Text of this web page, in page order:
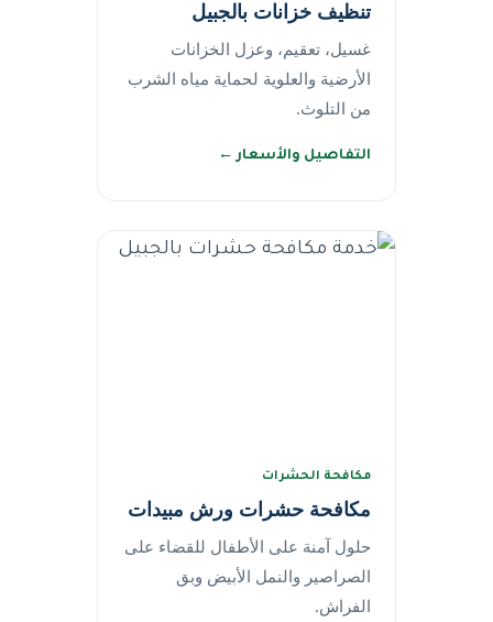
تنظيف خزانات بالجبيل
غسيل، تعقيم، وعزل الخزانات
الأرضية والعلوية لحماية مياه الشرب
من التلوث.
التفاصيل والأسعار ←
مكافحة الحشرات
مكافحة حشرات ورش مبيدات
حلول آمنة على الأطفال للقضاء على
الصراصير والنمل الأبيض وبق
الفراش.